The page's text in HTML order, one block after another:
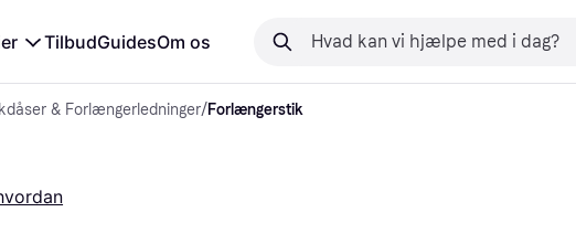
TilbudGuidesOm os
& Forlængerledninger/Forlængerstik